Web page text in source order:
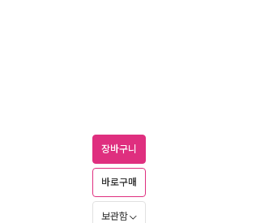
장바구니
바로구매
보관함